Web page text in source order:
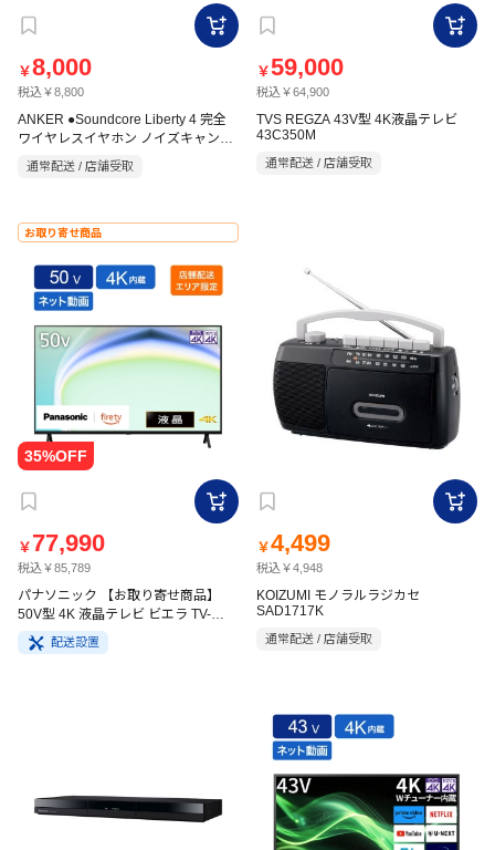
￥8,000
税込￥8,800
ANKER ●Soundcore Liberty 4 完全
ワイヤレスイヤホン ノイズキャンセ
リング A3953N11 ミッドナイトブラ
ック
通常配送 / 店舗受取
￥59,000
税込￥64,900
TVS REGZA 43V型 4K液晶テレビ
43C350M
通常配送 / 店舗受取
お取り寄せ商品
￥ 77,990
税込￥85,789
パナソニック 【お取り寄せ商品】
50V型 4K 液晶テレビ ビエラ TV-
50W80A
配送設置
￥4,499
税込￥4,948
KOIZUMI モノラルラジカセ
SAD1717K
通常配送 / 店舗受取